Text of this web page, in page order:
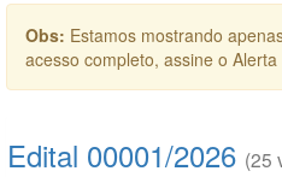
Obs: Estamos mostrando
acesso completo, assine o Alerta
Edital 00001/2026 (25